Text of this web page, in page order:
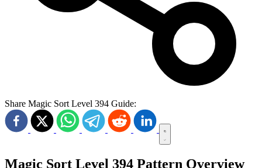
Share Magic Sort Level 394 Guide:
Magic Sort Level 394 Pattern Overview